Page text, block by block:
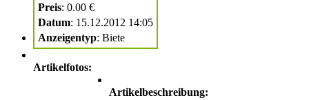
Preis: 0.00 €
Datum: 15.12.2012 14:05
Anzeigentyp: Biete
Artikelfotos:
Artikelbeschreibung: